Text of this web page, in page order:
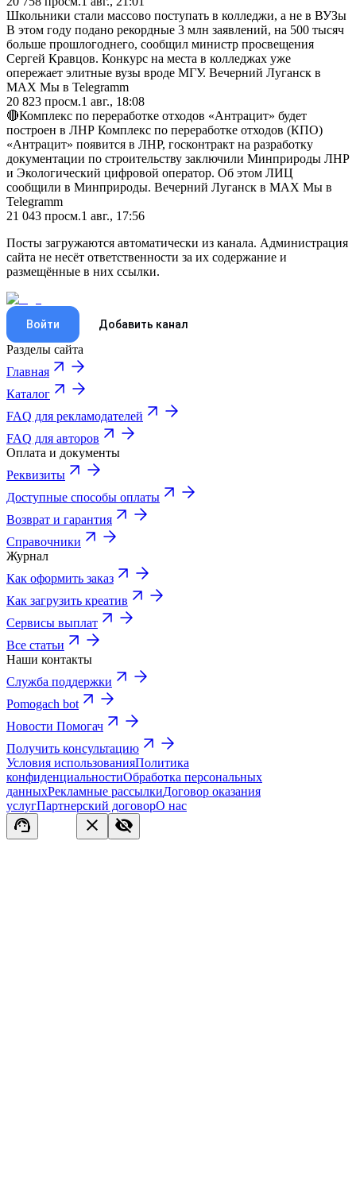
Школьники стали массово поступать в колледжи, а не в ВУЗы
В этом году подано рекордные 3 млн заявлений, на 500 тысяч
больше прошлогоднего, сообщил министр просвещения
Сергей Кравцов. Конкурс на места в колледжах уже
опережает элитные вузы вроде МГУ. Вечерний Луганск в
MAX Мы в Telegramm
20 823 просм.1 авг., 18:08
🔴Комплекс по переработке отходов «Антрацит» будет
построен в ЛНР Комплекс по переработке отходов (КПО)
«Антрацит» появится в ЛНР, госконтракт на разработку
документации по строительству заключили Минприроды ЛНР
и Экологический цифровой оператор. Об этом ЛИЦ
сообщили в Минприроды. Вечерний Луганск в MAX Мы в
Telegramm
21 043 просм.1 авг., 17:56
Посты загружаются автоматически из канала. Администрация
сайта не несёт ответственности за их содержание и
размещённые в них ссылки.
Войти Добавить канал
Разделы сайта
Главная
Каталог
FAQ для рекламодателей
FAQ для авторов
Оплата и документы
Реквизиты
Доступные способы оплаты
Возврат и гарантия
Справочники
Журнал
Как оформить заказ
Как загрузить креатив
Сервисы выплат
Все статьи
Наши контакты
Служба поддержки
Pomogach bot
Новости Помогач
Получить консультацию
Условия использованияПолитика
конфиденциальностиОбработка персональных
данныхРекламные рассылкиДоговор оказания
услугПартнерский договорО нас